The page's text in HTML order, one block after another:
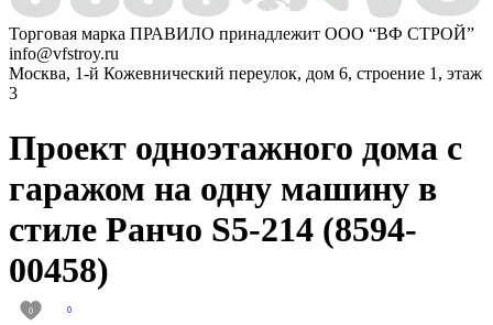
Торговая марка ПРАВИЛО принадлежит ООО “ВФ СТРОЙ”
info@vfstroy.ru
Москва, 1-й Кожевнический переулок, дом 6, строение 1, этаж
3
Проект одноэтажного дома с
гаражом на одну машину в
стиле Ранчо S5-214 (8594-
00458)
0 0